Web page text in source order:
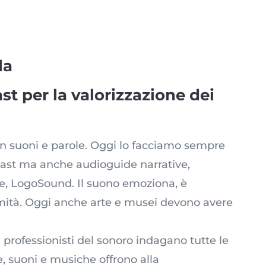
per la valorizzazione dei
suoni e parole. Oggi lo facciamo sempre
ma anche audioguide narrative,
LogoSound. Il suono emoziona, è
Oggi anche arte e musei devono avere
del sonoro indagano tutte le
suoni e musiche offrono alla